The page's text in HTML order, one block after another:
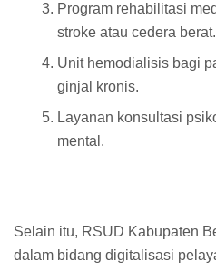
Program rehabilitasi
stroke atau cedera berat.
Unit hemodialisis bagi
ginjal kronis.
Layanan konsultasi
mental.
Selain itu, RSUD Kabupaten
dalam bidang digitalisasi